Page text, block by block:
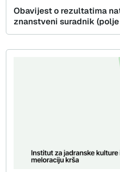
Obavijest o rezultatima
znanstveni suradnik